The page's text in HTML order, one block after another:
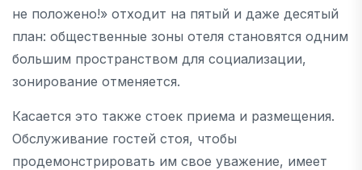
не положено!» отходит на пятый и даже десятый
план: общественные зоны отеля становятся одним
большим пространством для социализации,
зонирование отменяется.
Касается это также стоек приема и размещения.
Обслуживание гостей стоя, чтобы
продемонстрировать им свое уважение, имеет